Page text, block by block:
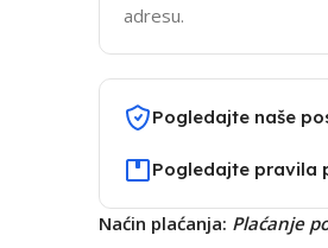
adresu.
Pogledajte naše
Pogledajte pravila
Naćin plaćanja: Plaćanje